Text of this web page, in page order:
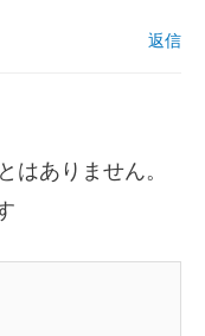
返信
はありません。